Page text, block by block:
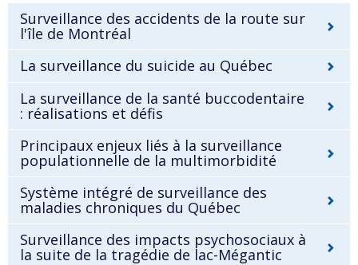
Surveillance des accidents de la route sur
l'île de Montréal
La surveillance du suicide au Québec
La surveillance de la santé buccodentaire
: réalisations et défis
Principaux enjeux liés à la surveillance
populationnelle de la multimorbidité
Système intégré de surveillance des
maladies chroniques du Québec
Surveillance des impacts psychosociaux à
la suite de la tragédie de lac-Mégantic